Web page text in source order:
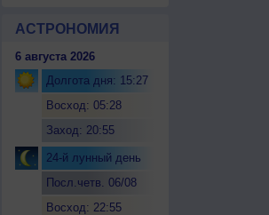
АСТРОНОМИЯ
6 августа 2026
Долгота дня: 15:27
Восход: 05:28
Заход: 20:55
24-й лунный день
Посл.четв. 06/08
Восход: 22:55